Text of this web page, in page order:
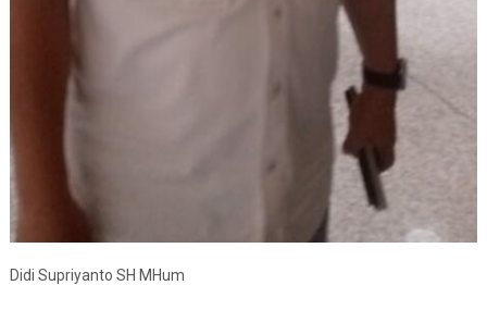
Didi Supriyanto SH MHum